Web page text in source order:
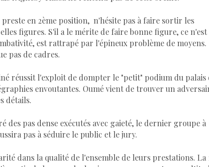
en 2ème position, n'hésite pas à faire sortir les
figures. S'il a le mérite de faire bonne figure, ce n'est
est rattrapé par l'épineux problème de moyens.
pas de cadres.
réussit l'exploit de dompter le "petit" podium du palais
envoutantes. Oumé vient de trouver un
détails.
des pas dense exécutés avec gaieté, le dernier groupe à
pas à séduire le public et le jury.
dans la qualité de l'ensemble de leurs prestations. La